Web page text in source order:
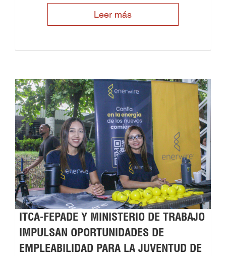
Leer más
ITCA-FEPADE Y MINISTERIO DE TRABAJO
IMPULSAN OPORTUNIDADES DE
EMPLEABILIDAD PARA LA JUVENTUD DE